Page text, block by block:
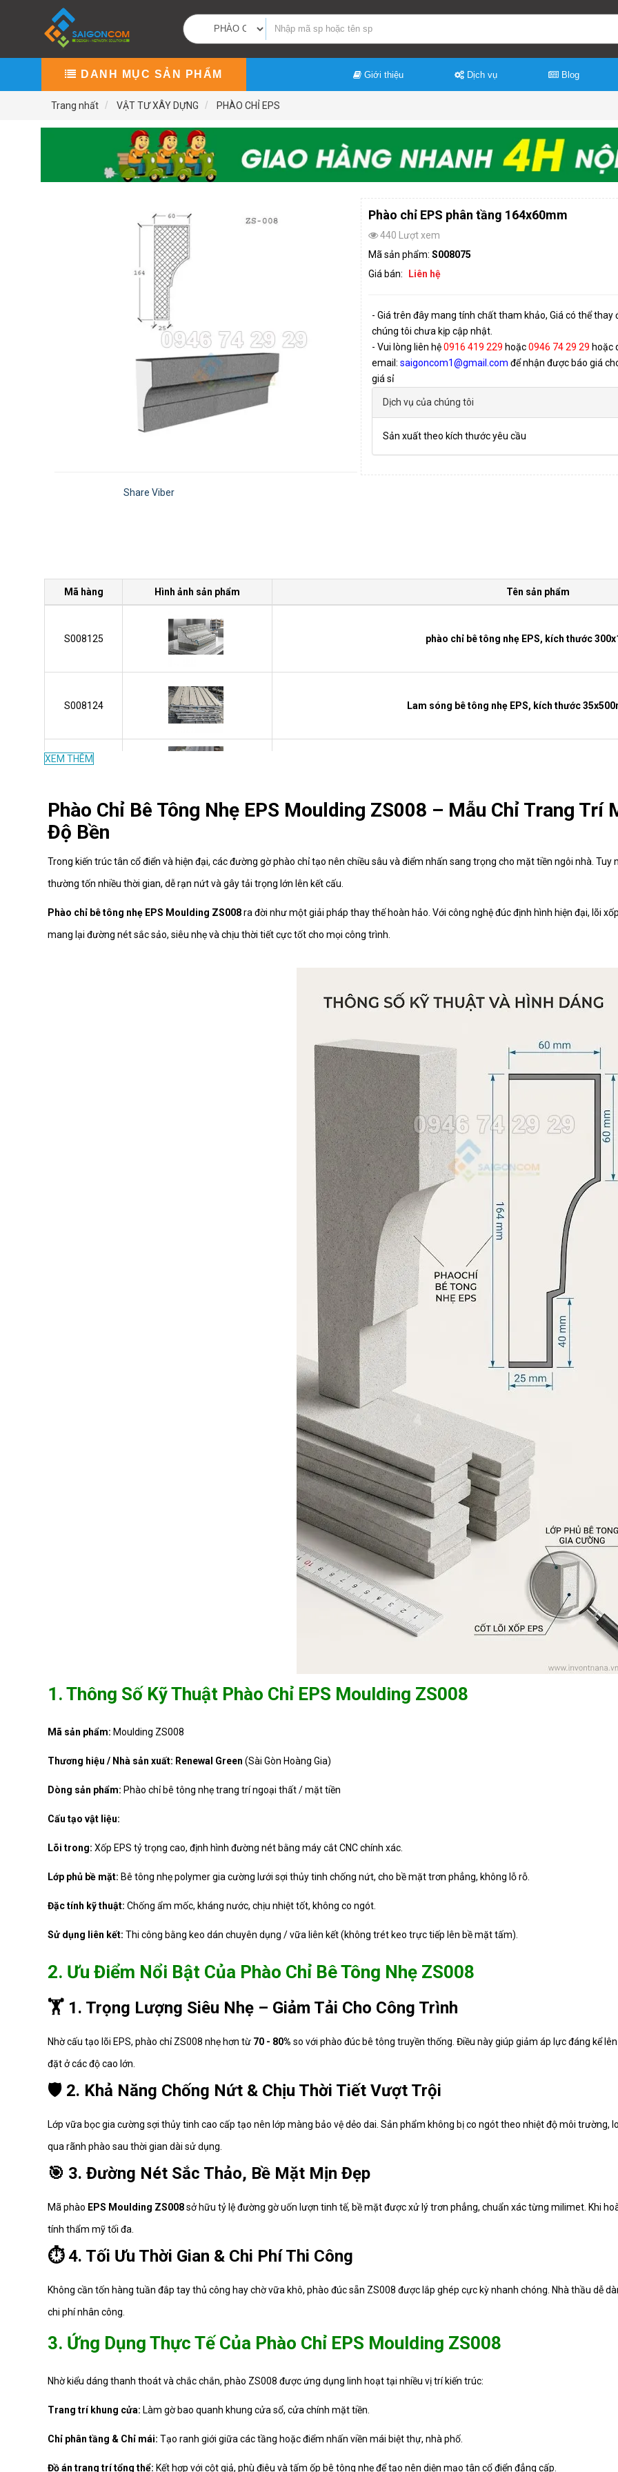
DANH MỤC SẢN PHẨM Giới thiệu Dịch vụ Blog
Trang nhất VẬT TƯ XÂY DỰNG PHÀO CHỈ EPS
Share Viber
Phào chỉ EPS phân tầng 164x60mm
440 Lượt xem
Mã sản phẩm: S008075
Giá bán:
Liên hệ
- Giá trên đây mang tính chất tham khảo, Giá có thể thay
chúng tôi chưa kịp cập nhật.
- Vui lòng liên hệ0916 419 229 hoặc0946 74 29 29 hoặc
email: saigoncom1@gmail.com để nhận được báo giá
giá sỉ
Dịch vụ của chúng tôi
Sản xuất theo kích thước yêu cầu
Mã hàng Hình ảnh sản phẩm Tên sản phẩm
S008125 phào chỉ bê tông nhẹ EPS, kích thước
S008124 Lam sóng bê tông nhẹ EPS, kích thước
S008122
S008121 phào chỉ bê tông nhẹ EPS, phào cửa sổ
Phào chỉ EPS 350x100mm
XEM THÊM
Phào Chỉ Bê Tông Nhẹ EPS Moulding ZS008 – Mẫu Chỉ Trang Trí
Độ Bền
Trong kiến trúc tân cổ điển và hiện đại, các đường gờ phào chỉ tạo nên chiều sâu và điểm nhấn sang trọng cho mặt tiền ngôi nhà.
thường tốn nhiều thời gian, dễ rạn nứt và gây tải trọng lớn lên kết cấu.
Phào chỉ bê tông nhẹ EPS Moulding ZS008ra đời như một giải pháp thay thế hoàn hảo. Với công nghệ đúc định hình hiện đại, lõi
mang lại đường nét sắc sảo, siêu nhẹ và chịu thời tiết cực tốt cho mọi công trình.
1. Thông Số Kỹ Thuật Phào Chỉ EPS Moulding ZS008
Mã sản phẩm: Moulding ZS008
Thương hiệu / Nhà sản xuất: Renewal Green (Sài Gòn Hoàng Gia)
Dòng sản phẩm: Phào chỉ bê tông nhẹ trang trí ngoại thất / mặt tiền
Cấu tạo vật liệu:
Lõi trong: Xốp EPS tỷ trọng cao, định hình đường nét bằng máy cắt CNC chính xác.
Lớp phủ bề mặt: Bê tông nhẹ polymer gia cường lưới sợi thủy tinh chống nứt, cho bề mặt trơn phẳng, không lỗ rỗ.
Đặc tính kỹ thuật: Chống ẩm mốc, kháng nước, chịu nhiệt tốt, không co ngót.
Sử dụng liên kết: Thi công bằng keo dán chuyên dụng / vữa liên kết (không trét keo trực tiếp lên bề mặt tấm).
2. Ưu Điểm Nổi Bật Của Phào Chỉ Bê Tông Nhẹ ZS008
🏋️ 1. Trọng Lượng Siêu Nhẹ – Giảm Tải Cho Công Trình
Nhờ cấu tạo lõi EPS, phào chỉ ZS008 nhẹ hơn từ 70 - 80% so với phào đúc bê tông truyền thống. Điều này giúp giảm áp lực đáng kể
đặt ở các độ cao lớn.
🛡️ 2. Khả Năng Chống Nứt & Chịu Thời Tiết Vượt Trội
Lớp vữa bọc gia cường sợi thủy tinh cao cấp tạo nên lớp màng bảo vệ dẻo dai. Sản phẩm không bị co ngót theo nhiệt độ môi
qua rãnh phào sau thời gian dài sử dụng.
🎯 3. Đường Nét Sắc Thảo, Bề Mặt Mịn Đẹp
Mã phào EPS Moulding ZS008sở hữu tỷ lệ đường gờ uốn lượn tinh tế, bề mặt được xử lý trơn phẳng, chuẩn xác từng milimet. Khi
tính thẩm mỹ tối đa.
⏱️ 4. Tối Ưu Thời Gian & Chi Phí Thi Công
Không cần tốn hàng tuần đắp tay thủ công hay chờ vữa khô, phào đúc sẵn ZS008 được lắp ghép cực kỳ nhanh chóng. Nhà thầu dễ
chi phí nhân công.
3. Ứng Dụng Thực Tế Của Phào Chỉ EPS Moulding ZS008
Nhờ kiểu dáng thanh thoát và chắc chắn, phào ZS008 được ứng dụng linh hoạt tại nhiều vị trí kiến trúc:
Trang trí khung cửa: Làm gờ bao quanh khung cửa sổ, cửa chính mặt tiền.
Chỉ phân tầng & Chỉ mái: Tạo ranh giới giữa các tầng hoặc điểm nhấn viền mái biệt thự, nhà phố.
Đồ án trang trí tổng thể: Kết hợp với cột giả, phù điêu và tấm ốp bê tông nhẹ để tạo nên diện mạo tân cổ điển đẳng cấp.